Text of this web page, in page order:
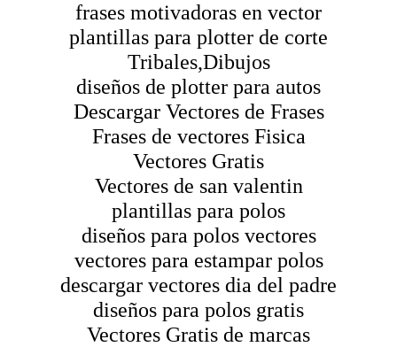
frases motivadoras en vector
plantillas para plotter de corte
Tribales,Dibujos
diseños de plotter para autos
Descargar Vectores de Frases
Frases de vectores Fisica
Vectores Gratis
Vectores de san valentin
plantillas para polos
diseños para polos vectores
vectores para estampar polos
descargar vectores dia del padre
diseños para polos gratis
Vectores Gratis de marcas